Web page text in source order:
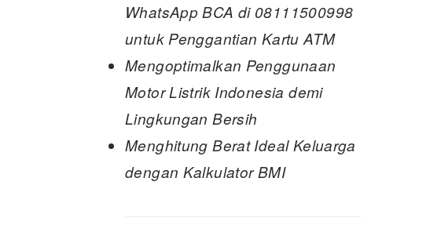
WhatsApp BCA di 08111500998
untuk Penggantian Kartu ATM
Mengoptimalkan Penggunaan
Motor Listrik Indonesia demi
Lingkungan Bersih
Menghitung Berat Ideal Keluarga
dengan Kalkulator BMI